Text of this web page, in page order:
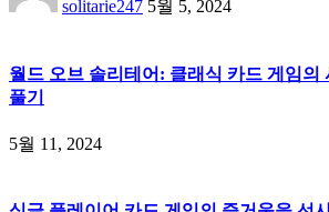
solitarie247 5월 5, 2024
월드 오브 솔리테어: 클래식 카드 게임의
풀기
5월 11, 2024